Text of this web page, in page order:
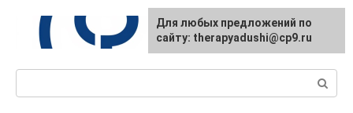
контенту
Для любых предложений по
сайту: therapyadushi@cp9.ru